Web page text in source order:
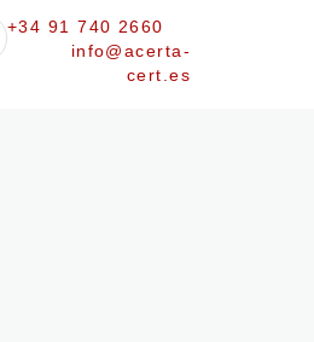
+34 91 740 2660
info@acerta-
cert.es